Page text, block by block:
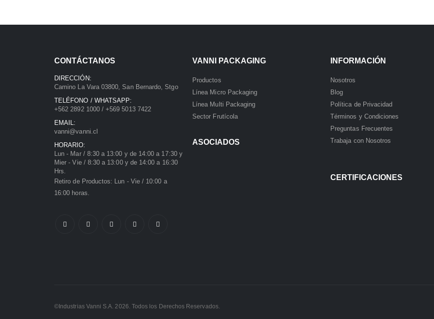
CONTÁCTANOS
DIRECCIÓN:
Camino La Vara 03800, San Bernardo, Stgo
TELÉFONO / WHATSAPP:
+562 2892 1000 / +569 5013 7422
EMAIL:
vanni@vanni.cl
HORARIO:
Lun - Mar / 8:30 a 13:00 y de 14:00 a 17:30 y
Mier - Vie / 8:30 a 13:00 y de 14:00 a 16:30
Hrs.
Retiro de Productos: Lun - Vie / 10:00 a
16:00 horas.
VANNI PACKAGING
Productos
Línea Micro Packaging
Línea Multi Packaging
Sector Frutícola
ASOCIADOS
INFORMACIÓN
Nosotros
Blog
Política de Privacidad
Términos y Condiciones
Preguntas Frecuentes
Trabaja con Nosotros
CERTIFICACIONES
©Industrias Vanni S.A. 2026. Todos los Derechos Reservados.